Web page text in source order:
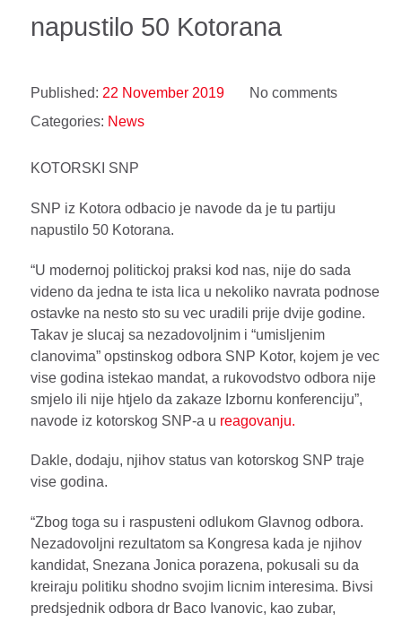
napustilo 50 Kotorana
Published: 22 November 2019
No comments
Categories: News
KOTORSKI SNP
SNP iz Kotora odbacio je navode da je tu partiju
napustilo 50 Kotorana.
“U modernoj politickoj praksi kod nas, nije do sada
videno da jedna te ista lica u nekoliko navrata podnose
ostavke na nesto sto su vec uradili prije dvije godine.
Takav je slucaj sa nezadovoljnim i “umisljenim
clanovima” opstinskog odbora SNP Kotor, kojem je vec
vise godina istekao mandat, a rukovodstvo odbora nije
smjelo ili nije htjelo da zakaze Izbornu konferenciju”,
navode iz kotorskog SNP-a u reagovanju.
Dakle, dodaju, njihov status van kotorskog SNP traje
vise godina.
“Zbog toga su i raspusteni odlukom Glavnog odbora.
Nezadovoljni rezultatom sa Kongresa kada je njihov
kandidat, Snezana Jonica porazena, pokusali su da
kreiraju politiku shodno svojim licnim interesima. Bivsi
predsjednik odbora dr Baco Ivanovic, kao zubar,